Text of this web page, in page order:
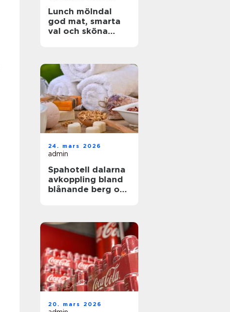
Lunch mölndal
god mat, smarta
val och sköna
24. mars 2026
admin
Spahotell dalarna
avkoppling bland
blånande berg och
20. mars 2026